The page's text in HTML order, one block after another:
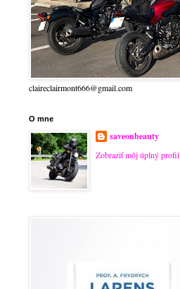
claireclairmont666@gmail.com
O mne
saveonbeauty
Zobraziť môj úplný profil